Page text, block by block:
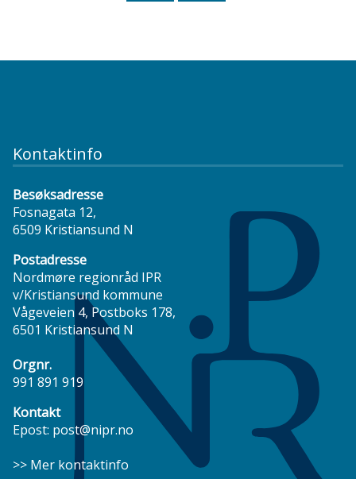
Kontaktinfo
Besøksadresse
Fosnagata 12,
6509 Kristiansund N
Postadresse
Nordmøre regionråd IPR
v/Kristiansund kommune
Vågeveien 4, Postboks 178,
6501 Kristiansund N
Orgnr.
991 891 919
Kontakt
Epost: post@nipr.no
>> Mer kontaktinfo